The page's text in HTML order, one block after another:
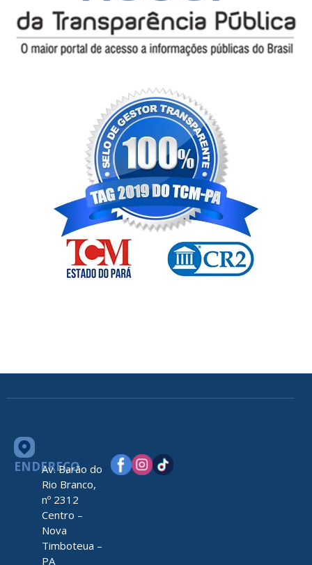
ENDEREÇO
Av. Barão do
Rio Branco,
nº 2312
Centro –
Nova
Timboteua –
PA